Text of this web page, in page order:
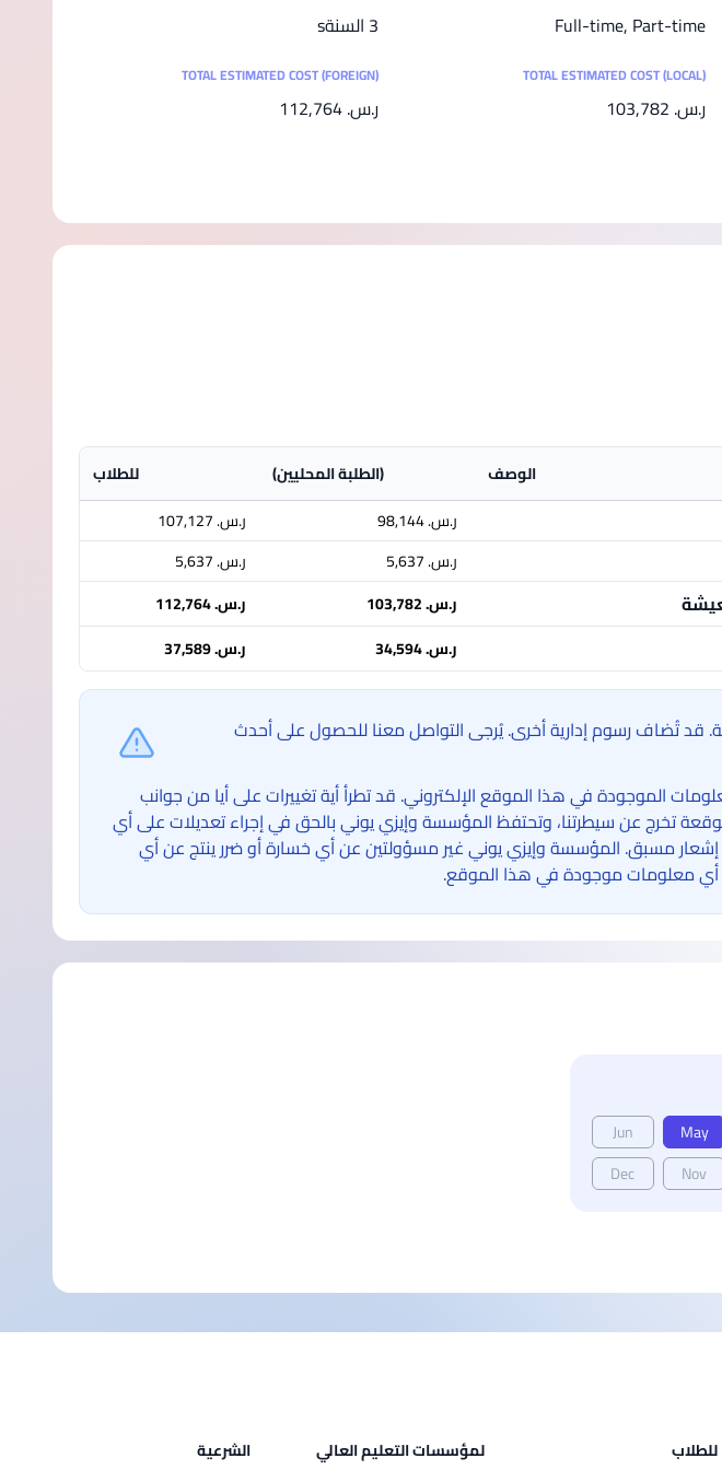
SEGi
Management and
Full-time, Part-time 3 السنةs
TOTAL ESTIMATED COST (LOCAL)
ر.س.‏ 103,782
TOTAL ESTIMATED COST (FOREIGN)
ر.س.‏ 112,764
الوصف (الطلبة المحليين)
للطلاب
ر.س.‏ 98,144
ر.س.‏ 107,127
ر.س.‏ 5,637 ر.س.‏ 5,637
ر.س.‏ 103,782 ر.س.‏ 112,764
ر.س.‏ 34,594 ر.س.‏ 37,589
قد تُضاف رسوم إدارية أخرى. يُرجى التواصل معنا للحصول على أحدث
الموجودة في هذا الموقع الإلكتروني. قد تطرأ أية تغييرات على أيا من جوانب
تخرج عن سيطرتنا، وتحتفظ المؤسسة وإيزي يوني بالحق في إجراء تعديلات على أي
مسبق. المؤسسة وإيزي يوني غير مسؤولتين عن أي خسارة أو ضرر ينتج عن أي
أي معلومات موجودة في هذا الموقع.
May
Jun
Nov
Dec
للطلاب لمؤسسات التعليم العالي الشرعية